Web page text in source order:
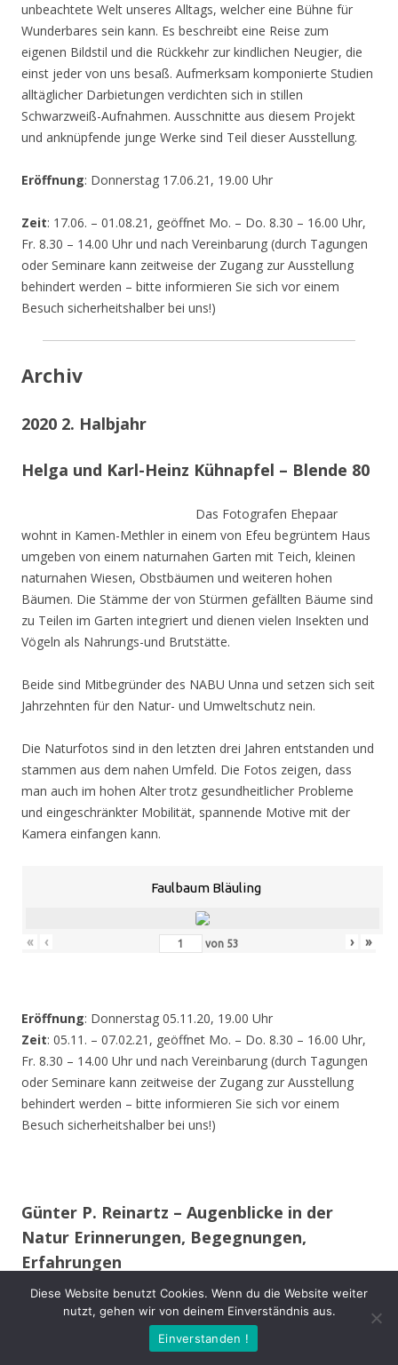
unbeachtete Welt unseres Alltags, welcher eine Bühne für
Wunderbares sein kann. Es beschreibt eine Reise zum
eigenen Bildstil und die Rückkehr zur kindlichen Neugier, die
einst jeder von uns besaß. Aufmerksam komponierte Studien
alltäglicher Darbietungen verdichten sich in stillen
Schwarzweiß-Aufnahmen. Ausschnitte aus diesem Projekt
und anknüpfende junge Werke sind Teil dieser Ausstellung.
Eröffnung: Donnerstag 17.06.21, 19.00 Uhr
Zeit: 17.06. – 01.08.21, geöffnet Mo. – Do. 8.30 – 16.00 Uhr,
Fr. 8.30 – 14.00 Uhr und nach Vereinbarung (durch Tagungen
oder Seminare kann zeitweise der Zugang zur Ausstellung
behindert werden – bitte informieren Sie sich vor einem
Besuch sicherheitshalber bei uns!)
Archiv
2020 2. Halbjahr
Helga und Karl-Heinz Kühnapfel – Blende 80
Das Fotografen Ehepaar
wohnt in Kamen-Methler in einem von Efeu begrüntem Haus
umgeben von einem naturnahen Garten mit Teich, kleinen
naturnahen Wiesen, Obstbäumen und weiteren hohen
Bäumen. Die Stämme der von Stürmen gefällten Bäume sind
zu Teilen im Garten integriert und dienen vielen Insekten und
Vögeln als Nahrungs-und Brutstätte.
Beide sind Mitbegründer des NABU Unna und setzen sich seit
Jahrzehnten für den Natur- und Umweltschutz nein.
Die Naturfotos sind in den letzten drei Jahren entstanden und
stammen aus dem nahen Umfeld. Die Fotos zeigen, dass
man auch im hohen Alter trotz gesundheitlicher Probleme
und eingeschränkter Mobilität, spannende Motive mit der
Kamera einfangen kann.
Faulbaum Bläuling
« ‹ von 53 › »
Eröffnung: Donnerstag 05.11.20, 19.00 Uhr
Zeit: 05.11. – 07.02.21, geöffnet Mo. – Do. 8.30 – 16.00 Uhr,
Fr. 8.30 – 14.00 Uhr und nach Vereinbarung (durch Tagungen
oder Seminare kann zeitweise der Zugang zur Ausstellung
behindert werden – bitte informieren Sie sich vor einem
Besuch sicherheitshalber bei uns!)
Günter P. Reinartz – Augenblicke in der
Natur Erinnerungen, Begegnungen,
Erfahrungen
Im 15. Lebensjahr erwarb ich meine erste Spiegelreflex-
Kamera. Auch während des Studiums und im späteren
Berufsleben begleitete mich meist eine Kamera.
Diese Website benutzt Cookies. Wenn du die Website weiter
nutzt, gehen wir von deinem Einverständnis aus.
Einverstanden !